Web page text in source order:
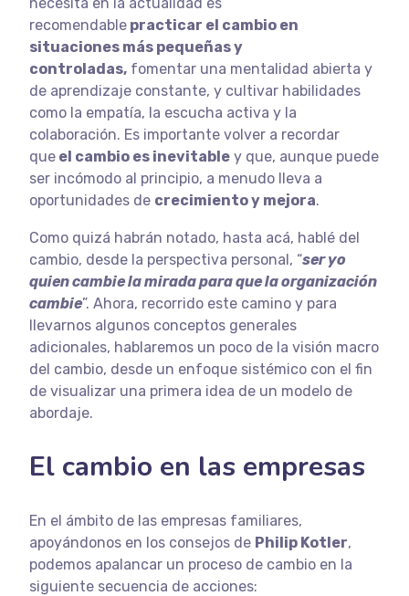
recomendable practicar el cambio en
situaciones más pequeñas y
controladas, fomentar una mentalidad abierta y
de aprendizaje constante, y cultivar habilidades
como la empatía, la escucha activa y la
colaboración. Es importante volver a recordar
que el cambio es inevitable y que, aunque puede
ser incómodo al principio, a menudo lleva a
oportunidades de crecimiento y mejora.
Como quizá habrán notado, hasta acá, hablé del
cambio, desde la perspectiva personal, “ser yo
quien cambie la mirada para que la organización
cambie”. Ahora, recorrido este camino y para
llevarnos algunos conceptos generales
adicionales, hablaremos un poco de la visión macro
del cambio, desde un enfoque sistémico con el fin
de visualizar una primera idea de un modelo de
abordaje.
El cambio en las empresas
En el ámbito de las empresas familiares,
apoyándonos en los consejos de Philip Kotler,
podemos apalancar un proceso de cambio en la
siguiente secuencia de acciones: